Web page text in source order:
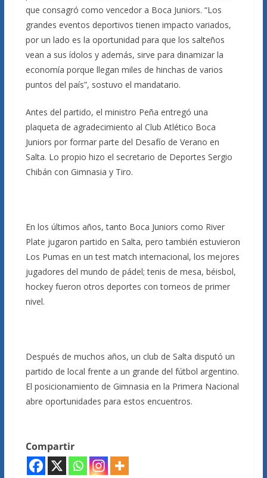
que consagró como vencedor a Boca Juniors. “Los
grandes eventos deportivos tienen impacto variados,
por un lado es la oportunidad para que los salteños
vean a sus ídolos y además, sirve para dinamizar la
economía porque llegan miles de hinchas de varios
puntos del país”, sostuvo el mandatario.
Antes del partido, el ministro Peña entregó una
plaqueta de agradecimiento al Club Atlético Boca
Juniors por formar parte del Desafío de Verano en
Salta. Lo propio hizo el secretario de Deportes Sergio
Chibán con Gimnasia y Tiro.
En los últimos años, tanto Boca Juniors como River
Plate jugaron partido en Salta, pero también estuvieron
Los Pumas en un test match internacional, los mejores
jugadores del mundo de pádel; tenis de mesa, béisbol,
hockey fueron otros deportes con torneos de primer
nivel.
Después de muchos años, un club de Salta disputó un
partido de local frente a un grande del fútbol argentino.
El posicionamiento de Gimnasia en la Primera Nacional
abre oportunidades para estos encuentros.
Compartir